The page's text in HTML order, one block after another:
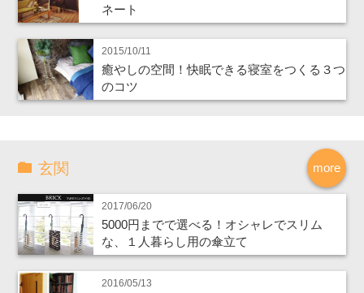
ネート
2015/10/11
癒やしの空間！快眠できる寝室をつくる３つ
のコツ
more
玄関
2017/06/20
5000円までで選べる！オシャレでスリム
な、１人暮らし用の傘立て
2016/05/13